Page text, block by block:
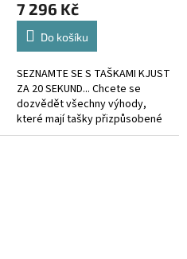
7 296 Kč
Do košíku
SEZNAMTE SE S TAŠKAMI KJUST
ZA 20 SEKUND... Chcete se
dozvědět všechny výhody,
které mají tašky přizpůsobené
kufru?